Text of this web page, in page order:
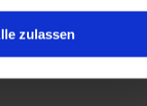
zulassen